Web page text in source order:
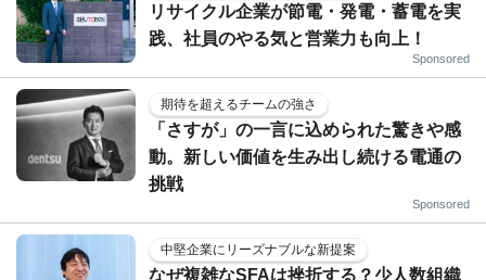
リサイクル企業が節電・発電・蓄電を実
践、社員のやる気と営業力も向上！
Sponsored
期待を超えるチームの強さ
「さすが」の一言に込められた驚きや感
動。新しい価値を生み出し続ける電通の
挑戦
Sponsored
中堅企業にリーズナブルな新提案
なぜ複雑なSFAは挫折する？少人数組織